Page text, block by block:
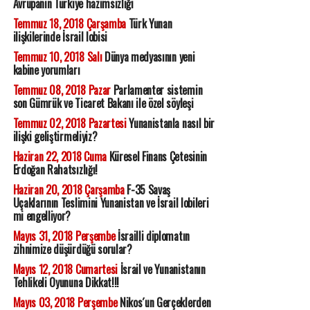
Avrupanın Türkiye hazımsızlığı
Temmuz 18, 2018 ÇarşambaTürk Yunan
ilişkilerinde İsrail lobisi
Temmuz 10, 2018 SalıDünya medyasının yeni
kabine yorumları
Temmuz 08, 2018 PazarParlamenter sistemin
son Gümrük ve Ticaret Bakanı ile özel söyleşi
Temmuz 02, 2018 PazartesiYunanistanla nasıl bir
ilişki geliştirmeliyiz?
Haziran 22, 2018 CumaKüresel Finans Çetesinin
Erdoğan Rahatsızlığı!
Haziran 20, 2018 ÇarşambaF-35 Savaş
Uçaklarının Teslimini Yunanistan ve İsrail lobileri
mi engelliyor?
Mayıs 31, 2018 Perşembeİsrailli diplomatın
zihnimize düşürdüğü sorular?
Mayıs 12, 2018 Cumartesiİsrail ve Yunanistanın
Tehlikeli Oyununa Dikkat!!!
Mayıs 03, 2018 PerşembeNikos´un Gerçeklerden